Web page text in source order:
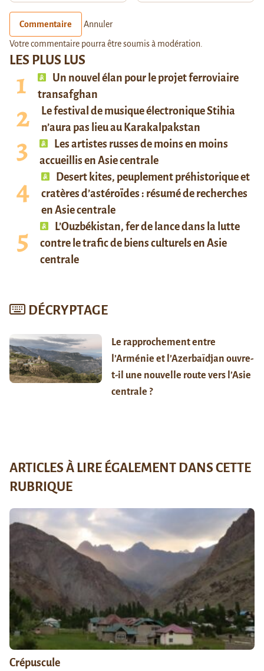
LES PLUS LUS
Un nouvel élan pour le projet ferroviaire
transafghan
Le festival de musique électronique Stihia
n’aura pas lieu au Karakalpakstan
Les artistes russes de moins en moins
accueillis en Asie centrale
Desert kites, peuplement préhistorique et
cratères d’astéroïdes : résumé de recherches
en Asie centrale
L’Ouzbékistan, fer de lance dans la lutte
contre le trafic de biens culturels en Asie
centrale
DÉCRYPTAGE
Le rapprochement entre
l’Arménie et l’Azerbaïdjan ouvre-
t-il une nouvelle route vers l’Asie
centrale ?
Commentaire Annuler
Votre commentaire pourra être soumis à modération.
ARTICLES À LIRE ÉGALEMENT DANS CETTE
RUBRIQUE
Crépuscule